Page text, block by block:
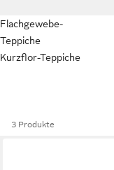
Flachgewebe-
Teppiche
Kurzflor-Teppiche
3 Produkte